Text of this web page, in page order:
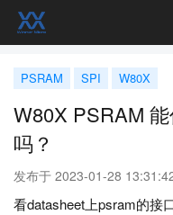
PSRAM SPI W80X
W80X PSRAM
吗？
发布于 2023-01-28
看datasheet上psram的接